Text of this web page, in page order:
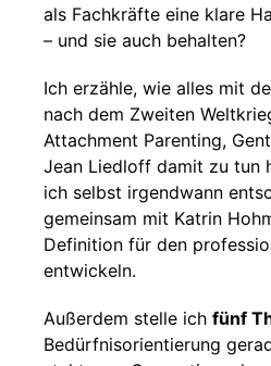
als Fachkräfte eine klare
– und sie auch behalten?
Ich erzähle, wie alles mit
nach dem Zweiten
Attachment Parenting,
Jean Liedloff damit zu tun
ich selbst irgendwann
gemeinsam mit Katrin
Definition für den
entwickeln.
Außerdem stelle ich fünf
Bedürfnisorientierung